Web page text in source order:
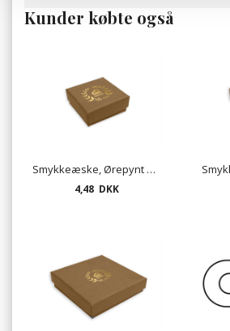
Kunder købte også
Smykkeæske, Ørepynt eller kæde - mat hasselnød
4,48 DKK